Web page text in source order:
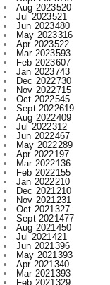
Apr 2023522
Mar 2023593
Feb 2023607
Jan 2023743
Dec 2022730
Nov 2022715
Oct 2022545
Sept 2022619
Aug 2022409
Jul 2022312
Jun 2022467
May 2022289
Apr 2022197
Mar 2022136
Feb 2022155
Jan 2022210
Dec 2021210
Nov 2021231
Oct 2021327
Sept 2021477
Aug 2021450
Jul 2021421
Jun 2021396
May 2021393
Apr 2021340
Mar 2021393
Feb 2021329
Jan 2021256
Dec 2020203
Nov 2020227
Oct 2020385